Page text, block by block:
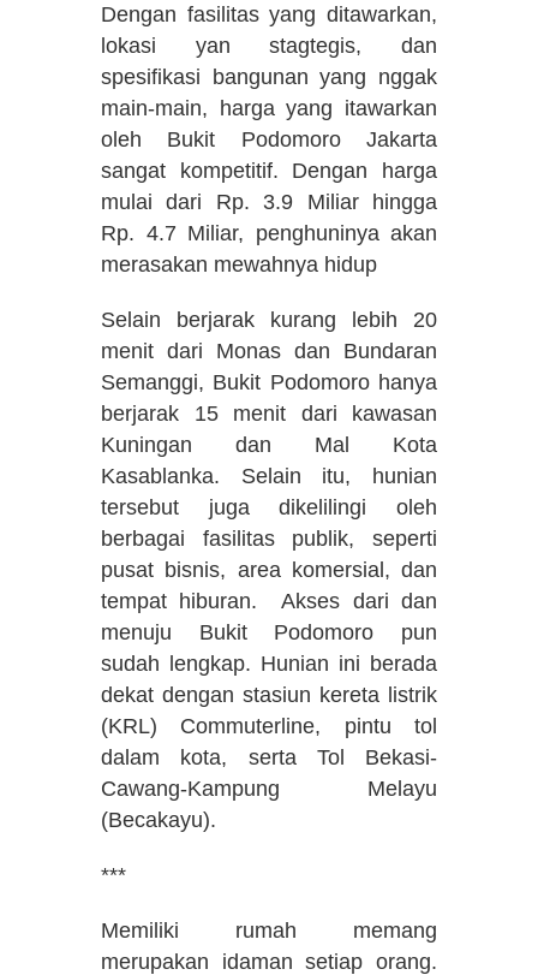
Dengan fasilitas yang ditawarkan,
lokasi yan stagtegis, dan
spesifikasi bangunan yang nggak
main-main, harga yang itawarkan
oleh Bukit Podomoro Jakarta
sangat kompetitif. Dengan harga
mulai dari Rp. 3.9 Miliar hingga
Rp. 4.7 Miliar, penghuninya akan
merasakan mewahnya hidup
Selain berjarak kurang lebih 20
menit dari Monas dan Bundaran
Semanggi, Bukit Podomoro hanya
berjarak 15 menit dari kawasan
Kuningan dan Mal Kota
Kasablanka. Selain itu, hunian
tersebut juga dikelilingi oleh
berbagai fasilitas publik, seperti
pusat bisnis, area komersial, dan
tempat hiburan. Akses dari dan
menuju Bukit Podomoro pun
sudah lengkap. Hunian ini berada
dekat dengan stasiun kereta listrik
(KRL) Commuterline, pintu tol
dalam kota, serta Tol Bekasi-
Cawang-Kampung Melayu
(Becakayu).
***
Memiliki rumah memang
merupakan idaman setiap orang.